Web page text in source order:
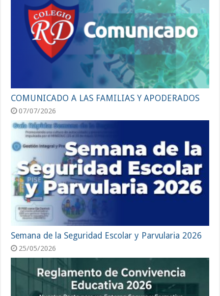
COMUNICADO A LAS FAMILIAS Y APODERADOS
07/07/2026
Semana de la Seguridad Escolar y Parvularia 2026
25/05/2026